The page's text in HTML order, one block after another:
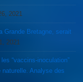
2021
Grande Bretagne, serait
2021
“vaccins-inoculation”
naturelle. Analyse des